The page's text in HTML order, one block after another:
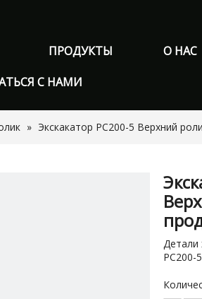
ПРОДУКТЫ О НАС
С НАМИ
» Экскакатор PC200-5 Верхний
Детали
PC200-